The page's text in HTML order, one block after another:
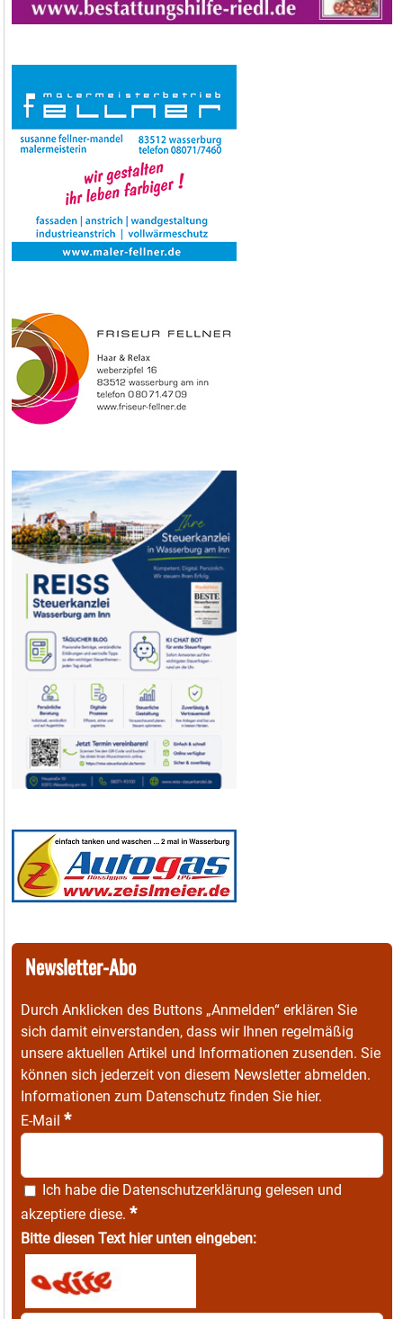
Newsletter-Abo
Durch Anklicken des Buttons „Anmelden“ erklären Sie
sich damit einverstanden, dass wir Ihnen regelmäßig
unsere aktuellen Artikel und Informationen zusenden. Sie
können sich jederzeit von diesem Newsletter abmelden.
Informationen zum Datenschutz finden Sie hier.
E-Mail *
Ich habe die Datenschutzerklärung gelesen und
akzeptiere diese. *
Bitte diesen Text hier unten eingeben: